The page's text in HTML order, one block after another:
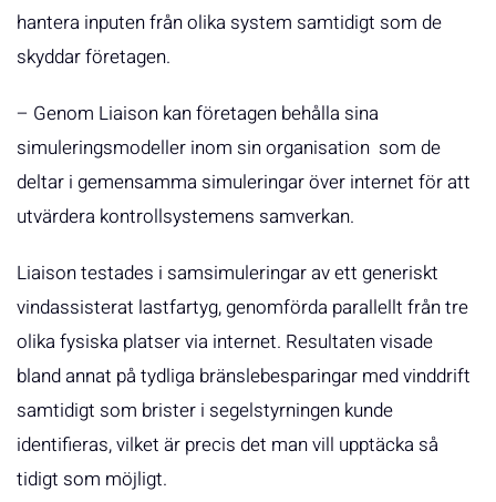
hantera inputen från olika system samtidigt som de
skyddar företagen.
– Genom Liaison kan företagen behålla sina
simuleringsmodeller inom sin organisation som de
deltar i gemensamma simuleringar över internet för att
utvärdera kontrollsystemens samverkan.
Liaison testades i sam­simuleringar av ett generiskt
vindassisterat lastfartyg, genomförda parallellt från tre
olika fysiska platser via internet. Resultaten visade
bland annat på tydliga bränslebesparingar med vinddrift
samtidigt som brister i segelstyrningen kunde
identifieras, vilket är precis det man vill upptäcka så
tidigt som möjligt.